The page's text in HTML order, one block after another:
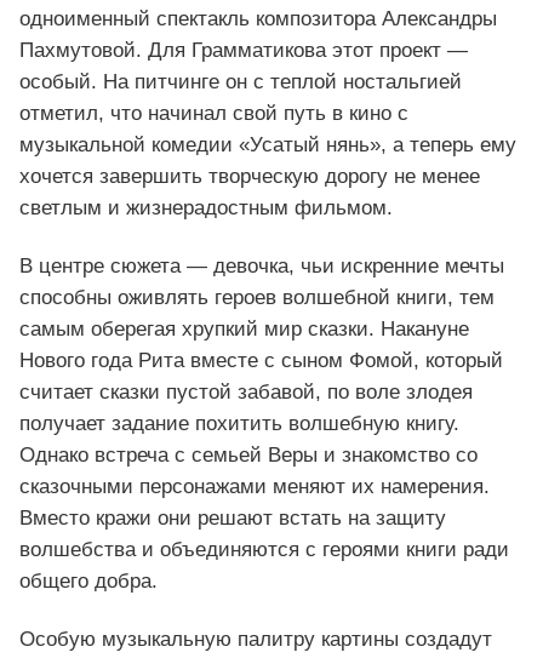
одноименный спектакль композитора Александры
Пахмутовой. Для Грамматикова этот проект —
особый. На питчинге он с теплой ностальгией
отметил, что начинал свой путь в кино с
музыкальной комедии «Усатый нянь», а теперь ему
хочется завершить творческую дорогу не менее
светлым и жизнерадостным фильмом.
В центре сюжета — девочка, чьи искренние мечты
способны оживлять героев волшебной книги, тем
самым оберегая хрупкий мир сказки. Накануне
Нового года Рита вместе с сыном Фомой, который
считает сказки пустой забавой, по воле злодея
получает задание похитить волшебную книгу.
Однако встреча с семьей Веры и знакомство со
сказочными персонажами меняют их намерения.
Вместо кражи они решают встать на защиту
волшебства и объединяются с героями книги ради
общего добра.
Особую музыкальную палитру картины создадут